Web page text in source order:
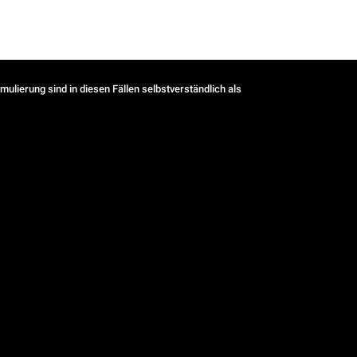
sind in diesen Fällen selbstverständlich als